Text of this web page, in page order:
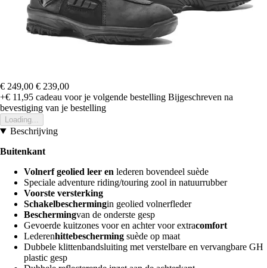
€ 249,00 € 239,00
+€ 11,95 cadeau voor je volgende bestelling Bijgeschreven na
bevestiging van je bestelling
Loading...
Beschrijving
Buitenkant
Volnerf geolied leer en lederen bovendeel suède
Speciale adventure riding/touring zool in natuurrubber
Voorste versterking
Schakelbeschermingin geolied volnerfleder
Beschermingvan de onderste gesp
Gevoerde kuitzones voor en achter voor extracomfort
Lederenhittebescherming suède op maat
Dubbele klittenbandsluiting met verstelbare en vervangbare GH
plastic gesp